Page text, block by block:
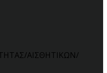
ΑΙΣΘΗΤΙΚΩΝ/